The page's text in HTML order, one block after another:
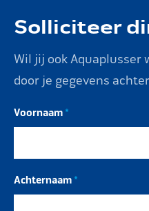
Solliciteer
Wil jij ook Aquaplusser
door je gegevens
Voornaam *
Achternaam *